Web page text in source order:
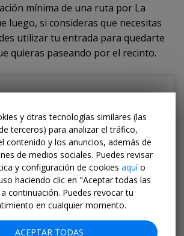
mínima de una ruta por La
luego, si consideras que necesitas
utilizar tu entrada para quedarte
quieras paseando por el recinto.
y otras tecnologías similares (las
terceros) para analizar el tráfico,
contenido y los anuncios, además de
de medios sociales. Puedes revisar
y configuración de cookies aquío
haciendo clic en "Aceptar todas las
continuación. Puedes revocar tu
en cualquier momento.
ACEPTAR TODAS